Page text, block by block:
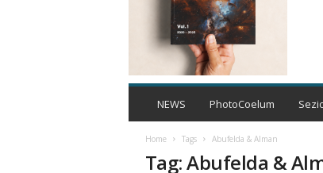
C
m
NEWS PhotoCoelum
Home Tags Abufelda & Alman
Tag: Abufelda &